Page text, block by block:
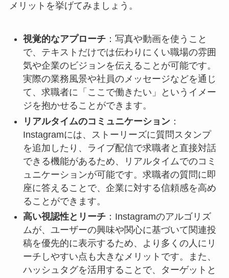
メリットを挙げてみましょう。
視覚的なアプローチ：写真や動画を使うこと
で、テキストだけでは伝わりにくい職場の雰囲
気や企業のビジョンを伝えることが可能です。
実際の業務風景や社員のメッセージなどを通じ
て、求職者に「ここで働きたい」というイメー
ジを抱かせることができます。
リアルタイムのコミュニケーション：
Instagramには、ストーリーズに質問スタンプ
を追加したり、ライブ配信で求職者と直接対話
できる機能があるため、リアルタイムでのコミ
ュニケーションが可能です。求職者の質問に即
座に答えることで、企業に対する信頼感を高め
ることができます。
高い視認性とリーチ：Instagramのアルゴリズ
ムが、ユーザーの興味や関心に基づいて関連投
稿を優先的に表示するため、より多くの人にリ
ーチしやすい点も大きなメリットです。また、
ハッシュタグを活用することで、ターゲットと